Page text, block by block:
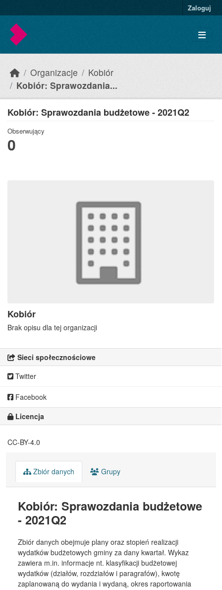
Zaloguj
Organizacje
Kobiór
Kobiór: Sprawozdania...
Kobiór: Sprawozdania budżetowe - 2021Q2
Obserwujący
0
Kobiór
Brak opisu dla tej organizacji
Sieci społecznościowe
Twitter
Facebook
Licencja
CC-BY-4.0
Zbiór danych Grupy
Kobiór: Sprawozdania budżetowe
- 2021Q2
Zbiór danych obejmuje plany oraz stopień realizacji
wydatków budżetowych gminy za dany kwartał. Wykaz
zawiera m.in. informacje nt. klasyfikacji budżetowej
wydatków (działów, rozdziałów i paragrafów), kwotę
zaplanowaną do wydania i wydaną, okres raportowania